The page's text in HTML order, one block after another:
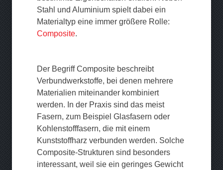
Stahl und Aluminium spielt dabei ein
Materialtyp eine immer größere Rolle:
Composite.
Der Begriff Composite beschreibt
Verbundwerkstoffe, bei denen mehrere
Materialien miteinander kombiniert
werden. In der Praxis sind das meist
Fasern, zum Beispiel Glasfasern oder
Kohlenstofffasern, die mit einem
Kunststoffharz verbunden werden. Solche
Composite-Strukturen sind besonders
interessant, weil sie ein geringes Gewicht